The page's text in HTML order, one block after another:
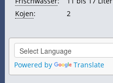
Kojen: 2
Powered by Translate